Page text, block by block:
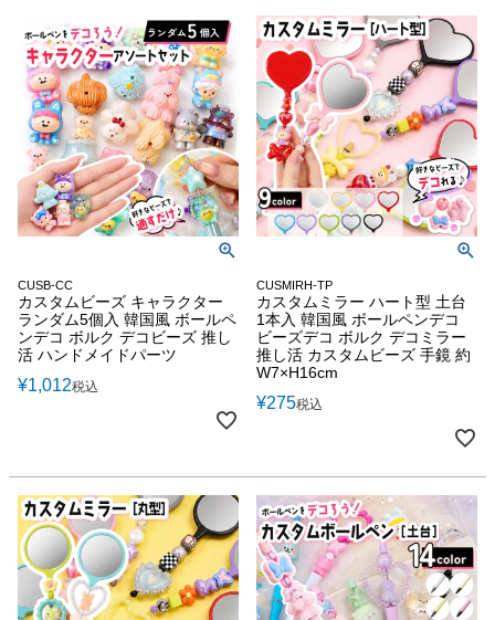
CUSB-CC
カスタムビーズ キャラクター
ランダム5個入 韓国風 ボールペ
ンデコ ボルク デコビーズ 推し
活 ハンドメイドパーツ
¥1,012税込
CUSMIRH-TP
カスタムミラー ハート型 土台
1本入 韓国風 ボールペンデコ
ビーズデコ ボルク デコミラー
推し活 カスタムビーズ 手鏡 約
W7×H16cm
¥275税込